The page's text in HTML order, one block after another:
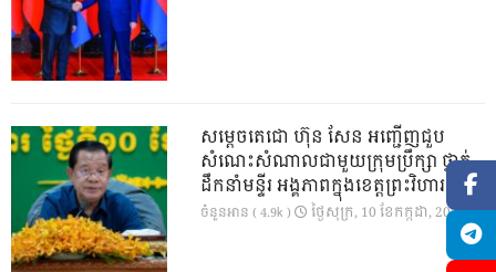
សម្តេចតេជោ ហ៊ុន សែន អញ្ជើញជួប
សំណេះសំណាលជាមួយក្រុមប្រឹក្សា ថ្នាក់
ដឹកនាំមន្ទីរ អង្គភាពក្នុងខេត្តព្រះវិហារ
ចំនួនអាន ( 4.9k ) ថ្ងៃ​សុក្រ, 10 ខែ​កក្កដា, 2026